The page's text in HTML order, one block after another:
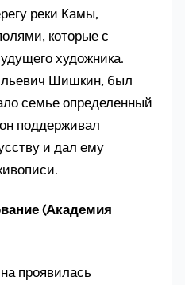
реки Камы,
которые с
художника.
Шишкин, был
семье определенный
поддерживал
и дал ему
(Академия
проявилась